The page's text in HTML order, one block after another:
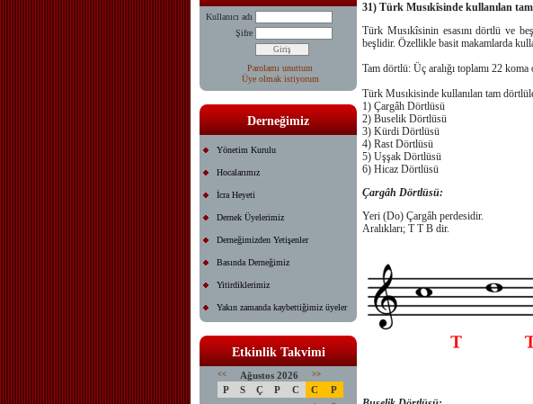
Kullanıcı adı
Şifre
Parolamı unuttum
Üye olmak istiyorum
Derneğimiz
Yönetim Kurulu
Hocalarımız
İcra Heyeti
Dernek Üyelerimiz
Derneğimizden Yetişenler
Basında Derneğimiz
Yitirdiklerimiz
Yakın zamanda kaybettiğimiz üyeler
Etkinlik Takvimi
<< Ağustos 2026 >>
P S Ç P C C P
31) Türk Musıkîsinde kullanılan
Türk Musıkîsinin esasını dörtlü ve
beşlidir. Özellikle basit makamlarda
Tam dörtlü: Üç aralığı toplamı 22
Türk Musıkisinde kullanılan tam
1) Çargâh Dörtlüsü
2) Buselik Dörtlüsü
3) Kürdi Dörtlüsü
4) Rast Dörtlüsü
5) Uşşak Dörtlüsü
6) Hicaz Dörtlüsü
Çargâh Dörtlüsü:
Yeri (Do) Çargâh perdesidir.
Aralıkları; T T B dir.